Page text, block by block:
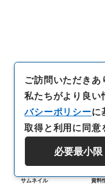
サムネイル 資料
ご訪問いただきあ
私たちがより良い
バシーポリシーに
取得と利用に同意
必要最小限